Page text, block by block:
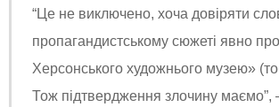
“Це не виключено, хоча довіряти
пропагандистському сюжеті явно
Херсонського художнього музею»
Тож підтвердження злочину маємо”,